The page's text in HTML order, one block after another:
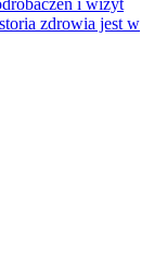
zdrowia jest w